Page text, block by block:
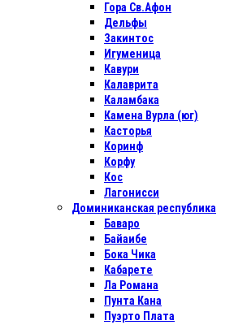
Гора Св.Афон
Дельфы
Закинтос
Игуменица
Кавури
Калаврита
Каламбака
Камена Вурла (юг)
Касторья
Коринф
Корфу
Кос
Лагонисси
Доминиканская республика
Баваро
Байаибе
Бока Чика
Кабарете
Ла Романа
Пунта Кана
Пуэрто Плата